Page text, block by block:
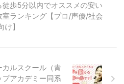
徒歩5分以内でオススメの安い
室ランキング【プロ/声優/社会
】
ルスクール（青
アカデミー同系